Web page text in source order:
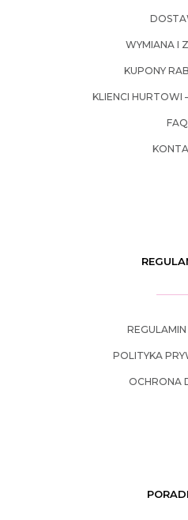
WYMIANA I
KUPONY
KLIENCI HURTOWI
FAQ
REGULAMIN
POLITYKA
OCHRONA